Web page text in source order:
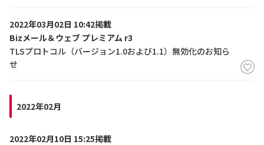
2022年03月02日 10:42掲載
Bizメール＆ウェブ プレミアム r3
TLSプロトコル（バージョン1.0および1.1）無効化のお知ら
せ
2022年02月
2022年02月10日 15:25掲載